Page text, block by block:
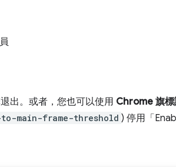
出。或者，您也可以使用 Chrome 旗標
main-frame-threshold ) 停用「